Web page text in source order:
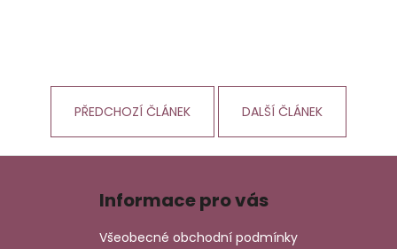
PŘEDCHOZÍ ČLÁNEK DALŠÍ ČLÁNEK
o
Z
Informace pro vás
Všeobecné obchodní podmínky